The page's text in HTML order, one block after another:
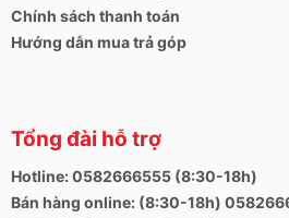
Chính sách thanh toán
Hướng dẫn mua trả góp
Tổng đài hỗ trợ
Hotline: 0582666555 (8:30-18h)
Bán hàng online: (8:30-18h)